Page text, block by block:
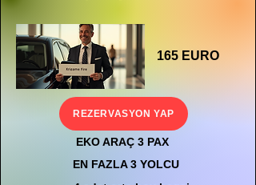
165 EURO
REZERVASYON YAP
EKO ARAÇ 3 PAX
EN FAZLA 3 YOLCU